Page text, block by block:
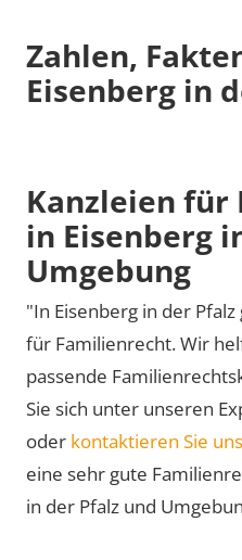
Zahlen,
Eisenberg in
Kanzleien
in Eisenberg
Umgebung
"In Eisenberg in der
für Familienrecht. Wir
passende
Sie sich unter unseren
oder kontaktieren Sie uns
eine sehr gute
in der Pfalz und